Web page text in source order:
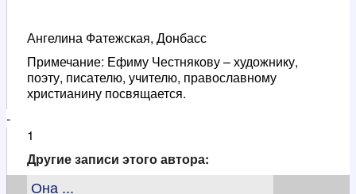
Ангелина Фатежская, Донбасс
Примечание: Ефиму Честнякову – художнику,
поэту, писателю, учителю, православному
христианину посвящается.
-
1
Другие записи этого автора:
Она ...